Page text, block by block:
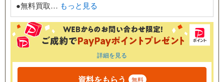
●無料買取… もっと見る
詳細を見る
資料をもらう 無料